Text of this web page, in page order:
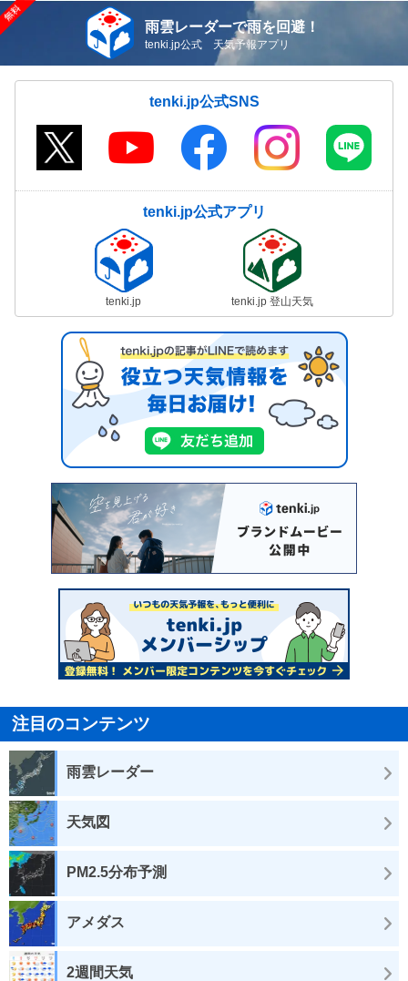
雨雲レーダーで雨を回避！
tenki.jp公式 天気予報アプリ
tenki.jp公式SNS
tenki.jp公式アプリ
tenki.jp tenki.jp 登山天気
注目のコンテンツ
雨雲レーダー
天気図
PM2.5分布予測
アメダス
2週間天気